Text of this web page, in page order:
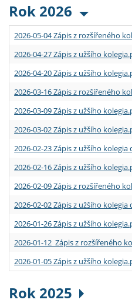
Rok 2026
2026-05-04 Zápis z rozšířeného
2026-04-27 Zápis z užšího
2026-04-20 Zápis z užšího
2026-03-16 Zápis z rozšířeného
2026-03-09 Zápis z užšího
2026-03-02 Zápis z užšího
2026-02-23 Zápis z užšího
2026-02-16 Zápis z užšího
2026-02-09 Zápis z rozšířeného
2026-02-02 Zápis z užšího
2026-01-26 Zápis z užšího
2026-01-12 Zápis z rozšířeného
2026-01-05 Zápis z užšího
Rok 2025